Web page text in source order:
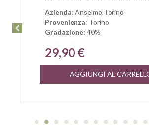
Azienda: Anselmo Torino
Provenienza: Torino
Gradazione: 40%
29,90 €
AGGIUNGI AL